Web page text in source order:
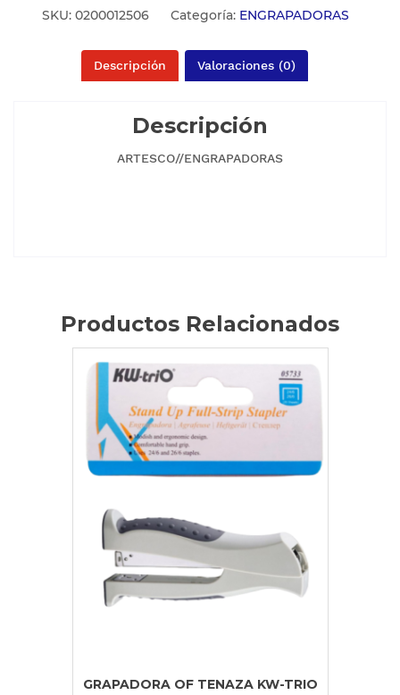
SKU: 0200012506 Categoría: ENGRAPADORAS
Descripción Valoraciones (0)
Descripción
ARTESCO//ENGRAPADORAS
Productos Relacionados
GRAPADORA OF TENAZA KW-TRIO